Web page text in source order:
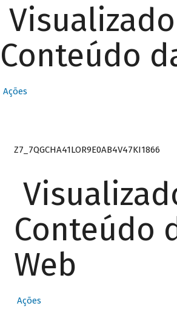
Conteúdo
Ações
Z7_7QGCHA41LOR9E0AB4V47KI1866
Conteúdo
Web
Ações